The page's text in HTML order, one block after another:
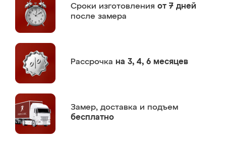
Сроки изготовления от 7 дней
после замера
Рассрочка на 3, 4, 6 месяцев
Замер, доставка и подъем
бесплатно